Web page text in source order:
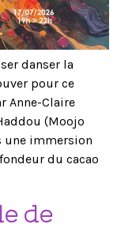
danser la
pour ce
Anne-Claire
(Moojo
une immersion
du cacao
de